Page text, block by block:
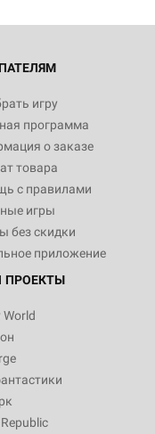
игру
программа
о заказе
товара
с правилами
игры
без скидки
приложение
ПРОЕКТЫ
World